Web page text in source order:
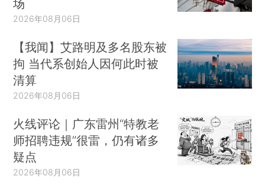
场
2026年08月06日
【我闻】艾路明及多名股东被
拘 当代系创始人因何此时被
清算
2026年08月06日
火线评论｜广东雷州“特教老
师招聘违规”很雷，仍有诸多
疑点
2026年08月06日